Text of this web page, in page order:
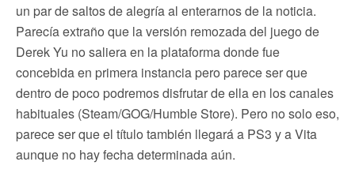
un par de saltos de alegría al enterarnos de la noticia.
Parecía extraño que la versión remozada del juego de
Derek Yu no saliera en la plataforma donde fue
concebida en primera instancia pero parece ser que
dentro de poco podremos disfrutar de ella en los canales
habituales (Steam/GOG/Humble Store). Pero no solo eso,
parece ser que el título también llegará a PS3 y a Vita
aunque no hay fecha determinada aún.